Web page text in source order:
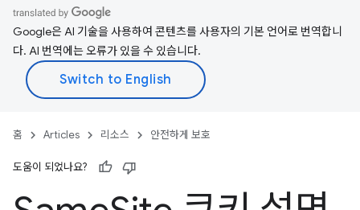
Google은 AI 기술을 사용하여 콘텐츠를 사용자의 기본 언어로 번역합니
다. AI 번역에는 오류가 있을 수 있습니다.
홈 Articles 리소스 안전하게 보호
도움이 되었나요?